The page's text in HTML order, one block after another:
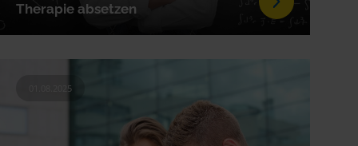
Therapie absetzen
01.08.2025